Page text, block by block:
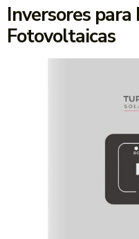
Inversores
Fotovoltaicas